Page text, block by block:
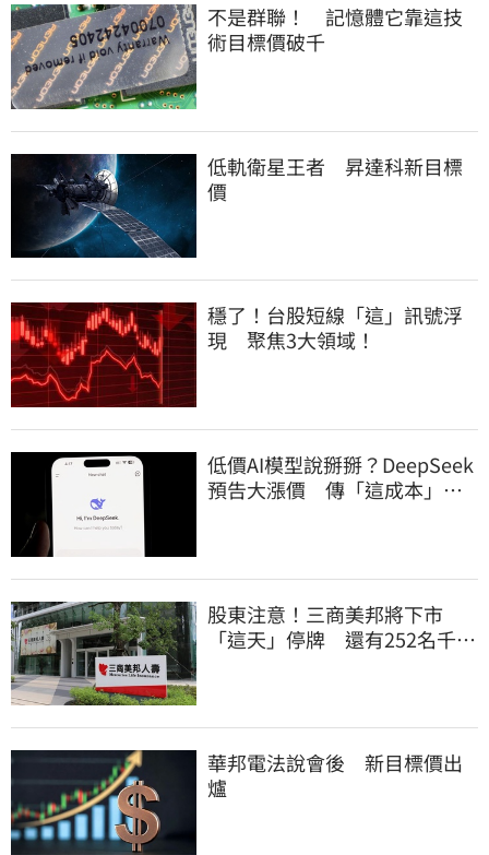
不是群聯！ 記憶體它靠這技
術目標價破千
低軌衛星王者 昇達科新目標
價
穩了！台股短線「這」訊號浮
現 聚焦3大領域！
低價AI模型說掰掰？DeepSeek
預告大漲價 傳「這成本」撐
股東注意！三商美邦將下市
「這天」停牌 還有252名千張
華邦電法說會後 新目標價出
爐